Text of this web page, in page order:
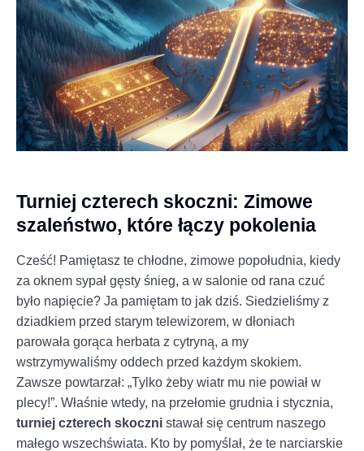
Turniej czterech skoczni: Zimowe
szaleństwo, które łączy pokolenia
Cześć! Pamiętasz te chłodne, zimowe popołudnia, kiedy
za oknem sypał gęsty śnieg, a w salonie od rana czuć
było napięcie? Ja pamiętam to jak dziś. Siedzieliśmy z
dziadkiem przed starym telewizorem, w dłoniach
parowała gorąca herbata z cytryną, a my
wstrzymywaliśmy oddech przed każdym skokiem.
Zawsze powtarzał: „Tylko żeby wiatr mu nie powiał w
plecy!”. Właśnie wtedy, na przełomie grudnia i stycznia,
turniej czterech skoczni stawał się centrum naszego
małego wszechświata. Kto by pomyślał, że te narciarskie